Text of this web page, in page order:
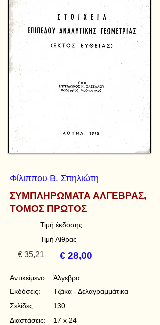
Φίλιππου Β. Σπηλιώτη
ΣΥΜΠΛΗΡΩΜΑΤΑ ΑΛΓΕΒΡΑΣ,
ΤΟΜΟΣ ΠΡΩΤΟΣ
Τιμή έκδοσης
Τιμή Αίθρας
€ 35,21 € 28,00
Αντικείμενο:
Εκδόσεις:
Άλγεβρα
Τζάκα - Δελαγραμμάτικα
Σελίδες:
130
Διαστάσεις:
17 x 24